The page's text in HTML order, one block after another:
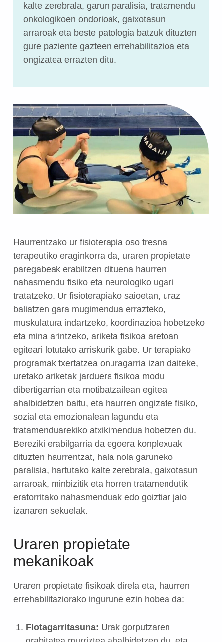
kalte zerebrala, garun paralisia, tratamendu
onkologikoen ondorioak, gaixotasun
arraroak eta beste patologia batzuk dituzten
gure paziente gazteen errehabilitazioa eta
ongizatea errazten ditu.
Haurrentzako ur fisioterapia oso tresna
terapeutiko eraginkorra da, uraren propietate
paregabeak erabiltzen dituena haurren
nahasmendu fisiko eta neurologiko ugari
tratatzeko. Ur fisioterapiako saioetan, uraz
baliatzen gara mugimendua errazteko,
muskulatura indartzeko, koordinazioa hobetzeko
eta mina arintzeko, ariketa fisikoa aretoan
egiteari lotutako arriskurik gabe. Ur terapiako
programak txertatzea onuragarria izan daiteke,
uretako ariketak jarduera fisikoa modu
dibertigarrian eta motibatzailean egitea
ahalbidetzen baitu, eta haurren ongizate fisiko,
sozial eta emozionalean lagundu eta
tratamenduarekiko atxikimendua hobetzen du.
Bereziki erabilgarria da egoera konplexuak
dituzten haurrentzat, hala nola garuneko
paralisia, hartutako kalte zerebrala, gaixotasun
arraroak, minbizitik eta horren tratamendutik
eratorritako nahasmenduak edo goiztiar jaio
izanaren sekuelak.
Uraren propietate
mekanikoak
Uraren propietate fisikoak direla eta, haurren
errehabilitaziorako ingurune ezin hobea da:
Flotagarritasuna: Urak gorputzaren